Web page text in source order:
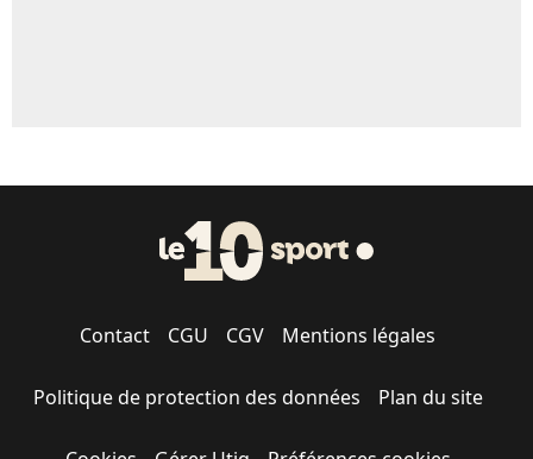
Contact CGU CGV Mentions légales
Politique de protection des données Plan du site